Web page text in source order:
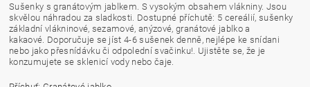
Sušenky s granátovým jablkem. S vysokým obsahem vlákniny. Jsou
skvělou náhradou za sladkosti. Dostupné příchutě: 5 cereálií, sušenky
základní vlákninové, sezamové, anýzové, granátové jablko a
kakaové. Doporučuje se jíst 4-6 sušenek denně, nejlépe ke snídani
nebo jako přesnídávku či odpolední svačinku!. Ujistěte se, že je
konzumujete se sklenicí vody nebo čaje.